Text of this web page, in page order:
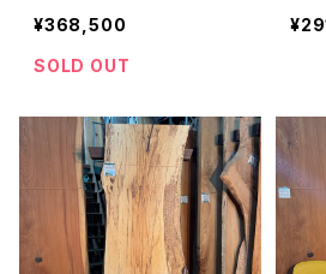
イル塗装 仕上げ済み】
¥368,500
SOLD OUT
仕上